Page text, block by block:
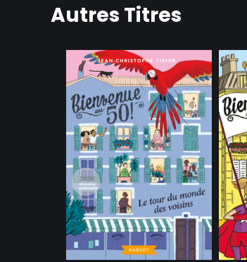
Autres Titres